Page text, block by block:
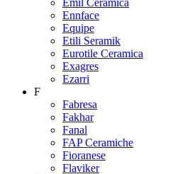
Ennface
Equipe
Etili Seramik
Eurotile Ceramica
Exagres
Ezarri
F
Fabresa
Fakhar
Fanal
FAP Ceramiche
Fioranese
Flaviker